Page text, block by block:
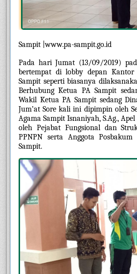
Sampit |www.pa-sampit.go.id
Pada hari Jumat (13/09/2019)
bertempat di lobby depan Kantor
Sampit seperti biasanya
Berhubung Ketua PA Sampit
Wakil Ketua PA Sampit sedang
Jum’at Sore kali ini dipimpin oleh
Agama Sampit Isnaniyah, S.Ag.,
oleh Pejabat Fungsional dan
PPNPN serta Anggota Posbakum
Sampit.